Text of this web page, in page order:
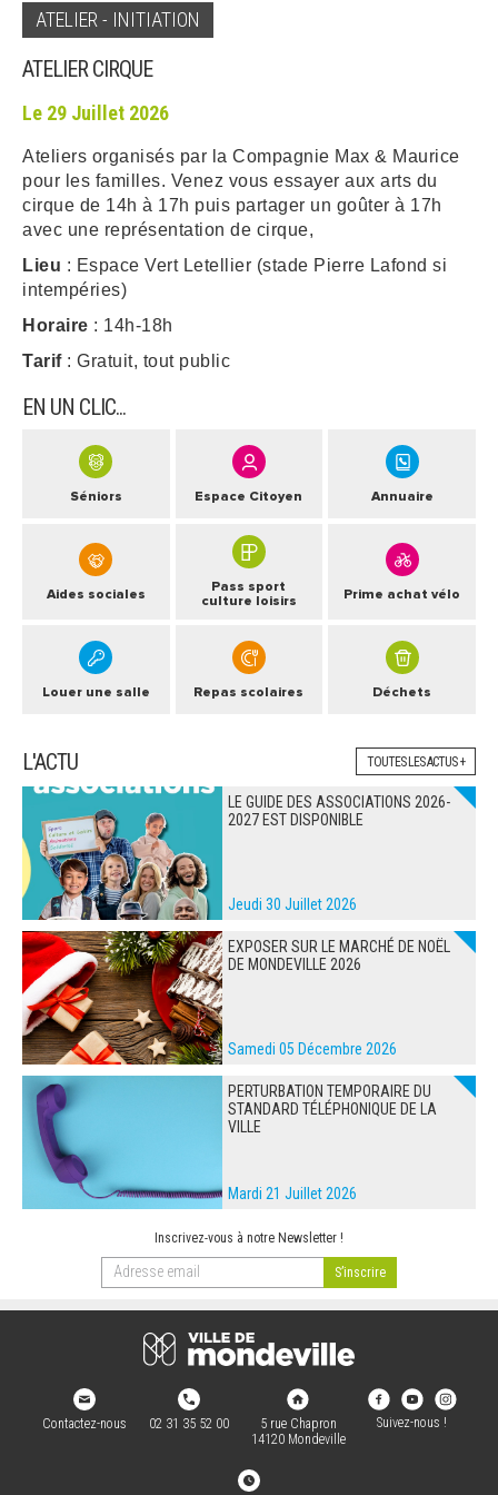
ATELIER - INITIATION
ATELIER CIRQUE
Le 29 Juillet 2026
Ateliers organisés par la Compagnie Max & Maurice
pour les familles. Venez vous essayer aux arts du
cirque de 14h à 17h puis partager un goûter à 17h
avec une représentation de cirque,
Lieu : Espace Vert Letellier (stade Pierre Lafond si
intempéries)
Horaire : 14h-18h
Tarif: Gratuit, tout public
EN UN CLIC...
Séniors Espace Citoyen Annuaire
Aides sociales
Pass sport
culture loisirs
Prime achat vélo
Louer une salle Repas scolaires Déchets
L'ACTU TOUTES LES ACTUS +
LE GUIDE DES ASSOCIATIONS 2026-
2027 EST DISPONIBLE
Jeudi 30 Juillet 2026
EXPOSER SUR LE MARCHÉ DE NOËL
DE MONDEVILLE 2026
Samedi 05 Décembre 2026
PERTURBATION TEMPORAIRE DU
STANDARD TÉLÉPHONIQUE DE LA
VILLE
Mardi 21 Juillet 2026
Inscrivez-vous à notre Newsletter !
Contactez-nous 02 31 35 52 00
5 rue Chapron
14120 Mondeville
Suivez-nous !
DÉLIBÉRATIONS